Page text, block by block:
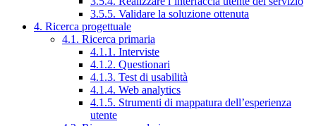
3.5.5. Validare la soluzione ottenuta
4. Ricerca progettuale
4.1. Ricerca primaria
4.1.1. Interviste
4.1.2. Questionari
4.1.3. Test di usabilità
4.1.4. Web analytics
4.1.5. Strumenti di mappatura dell’esperienza
utente